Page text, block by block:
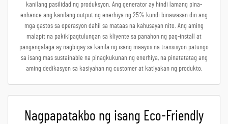
kanilang pasilidad ng produksyon. Ang generator ay hindi lamang pina-
enhance ang kanilang output ng enerhiya ng 25% kundi binawasan din ang
mga gastos sa operasyon dahil sa mataas na kahusayan nito. Ang aming
malapit na pakikipagtulungan sa kliyente sa panahon ng pag-install at
pangangalaga ay nagbigay sa kanila ng isang maayos na transisyon patungo
sa isang mas sustainable na pinagkukunan ng enerhiya, na pinatatatag ang
aming dedikasyon sa kasiyahan ng customer at katiyakan ng produkto.
Nagpapatakbo ng isang Eco-Friendly